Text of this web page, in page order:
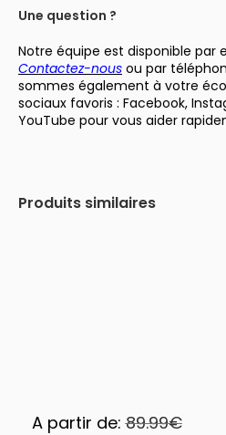
Une question ?
Notre équipe est disponible par
Contactez-nous ou par
sommes également à votre
sociaux favoris : Facebook,
YouTube pour vous aider
Produits similaires
A partir de:89.99€